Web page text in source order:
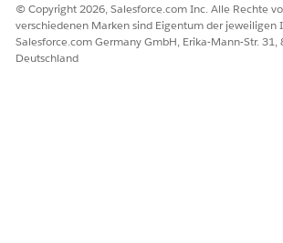
Geben Sie uns Feedback, damit wir uns
Ja Nein
© Copyright 2026, Salesforce.com Inc. Alle Rechte
verschiedenen Marken sind Eigentum der jeweiligen
Salesforce.com Germany GmbH, Erika-Mann-Str.
Deutschland